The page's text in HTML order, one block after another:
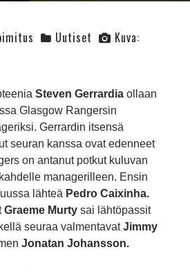
Uutiset
Kuva:
Steven Gerrardia ollaan
Glasgow Rangersin
Gerrardin itsensä
seuran kanssa ovat edenneet
on antanut potkut kuluvan
managerilleen. Ensin
lähteä Pedro Caixinha.
Graeme Murty sai lähtöpassit
seuraa valmentavatJimmy
Jonatan Johansson.